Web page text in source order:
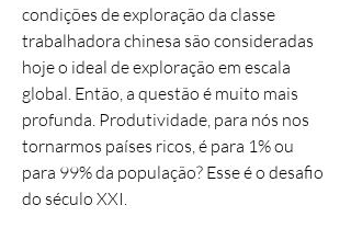
condições de exploração da classe
trabalhadora chinesa são consideradas
hoje o ideal de exploração em escala
global. Então, a questão é muito mais
profunda. Produtividade, para nós nos
tornarmos países ricos, é para 1% ou
para 99% da população? Esse é o desafio
do século XXI.